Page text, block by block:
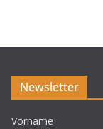
s
Newsletter
Vorname